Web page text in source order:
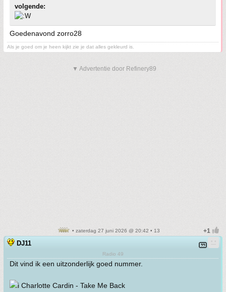
volgende:
Goedenavond zorro28
Als je goed om je heen kijkt zie je dat alles gekleurd is.
▼ Advertentie door Refinery89
• zaterdag 27 juni 2026 @ 20:42 • 13
DJ11
Radio 49
Dit vind ik een uitzonderlijk goed nummer.
Charlotte Cardin - Take Me Back